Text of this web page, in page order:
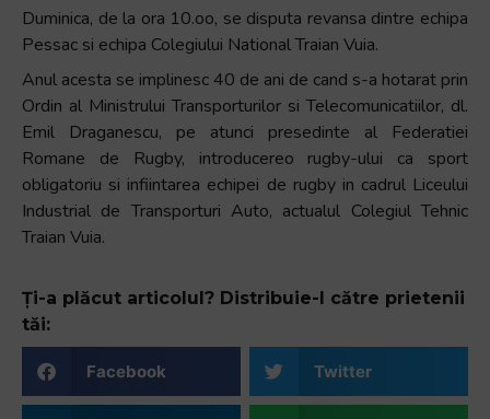
Duminica, de la ora 10.oo, se disputa revansa dintre echipa
Pessac si echipa Colegiului National Traian Vuia.
Anul acesta se implinesc 40 de ani de cand s-a hotarat prin
Ordin al Ministrului Transporturilor si Telecomunicatiilor, dl.
Emil Draganescu, pe atunci presedinte al Federatiei
Romane de Rugby, introducereo rugby-ului ca sport
obligatoriu si infiintarea echipei de rugby in cadrul Liceului
Industrial de Transporturi Auto, actualul Colegiul Tehnic
Traian Vuia.
Ți-a plăcut articolul? Distribuie-l către prietenii
tăi:
Facebook Twitter